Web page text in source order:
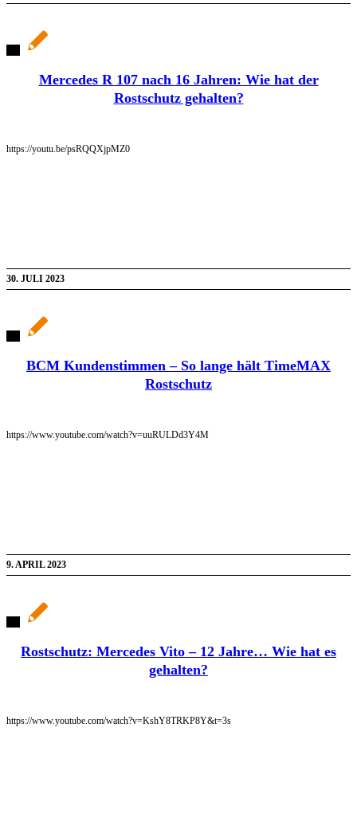
Mercedes R 107 nach 16 Jahren: Wie hat der
Rostschutz gehalten?
https://youtu.be/psRQQXjpMZ0
30. JULI 2023
BCM Kundenstimmen – So lange hält TimeMAX
Rostschutz
https://www.youtube.com/watch?v=uuRULDd3Y4M
9. APRIL 2023
Rostschutz: Mercedes Vito – 12 Jahre… Wie hat es
gehalten?
https://www.youtube.com/watch?v=KshY8TRKP8Y&t=3s